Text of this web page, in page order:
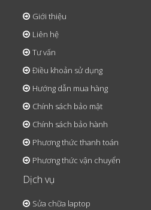
Giới thiệu
Liên hệ
Tư vấn
Điều khoản sử dụng
Hướng dẫn mua hàng
Chính sách bảo mật
Chính sách bảo hành
Phương thức thanh toán
Phương thức vận chuyển
Dịch vụ
Sửa chữa laptop